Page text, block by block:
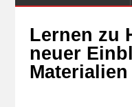
Lernen zu
neuer
Materialien